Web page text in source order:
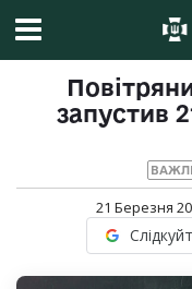
запустив
21 Березня